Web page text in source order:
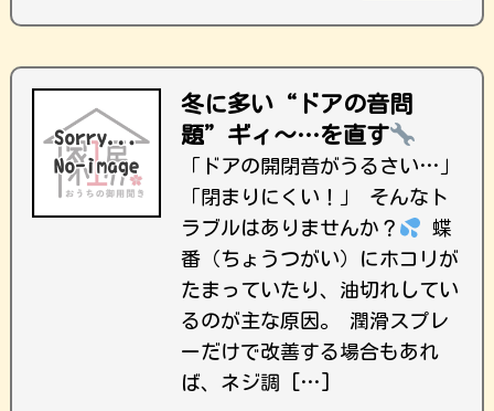
冬に多い“ドアの音問
題”ギィ〜…を直す
「ドアの開閉音がうるさい…」
「閉まりにくい！」 そんなト
ラブルはありませんか？
蝶
番（ちょうつがい）にホコリが
たまっていたり、油切れしてい
るのが主な原因。 潤滑スプレ
ーだけで改善する場合もあれ
ば、ネジ調 […]